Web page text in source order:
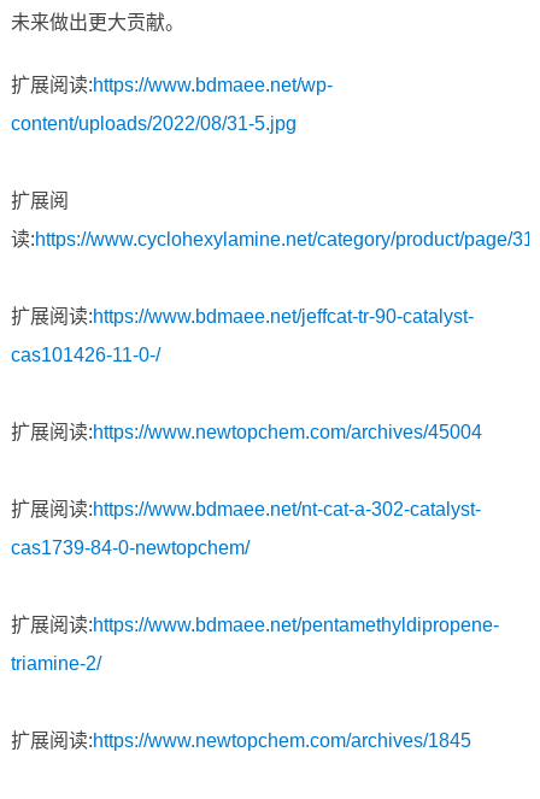
未来做出更大贡献。
扩展阅读:https://www.bdmaee.net/wp-
content/uploads/2022/08/31-5.jpg
扩展阅
读:https://www.cyclohexylamine.net/category/product/page/31/
扩展阅读:https://www.bdmaee.net/jeffcat-tr-90-catalyst-
cas101426-11-0-/
扩展阅读:https://www.newtopchem.com/archives/45004
扩展阅读:https://www.bdmaee.net/nt-cat-a-302-catalyst-
cas1739-84-0-newtopchem/
扩展阅读:https://www.bdmaee.net/pentamethyldipropene-
triamine-2/
扩展阅读:https://www.newtopchem.com/archives/1845